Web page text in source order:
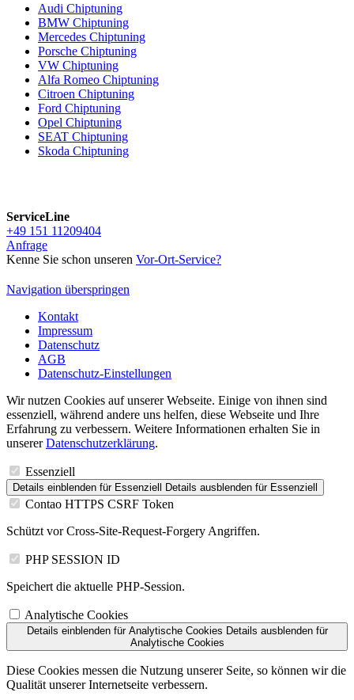
Audi Chiptuning
BMW Chiptuning
Mercedes Chiptuning
Porsche Chiptuning
VW Chiptuning
Alfa Romeo Chiptuning
Citroen Chiptuning
Ford Chiptuning
Opel Chiptuning
SEAT Chiptuning
Skoda Chiptuning
ServiceLine
+49 151 11209404
Anfrage
Kenne Sie schon unseren Vor-Ort-Service?
Navigation überspringen
Kontakt
Impressum
Datenschutz
AGB
Datenschutz-Einstellungen
Wir nutzen Cookies auf unserer Webseite. Einige von ihnen sind
essenziell, während andere uns helfen, diese Webseite und Ihre
Erfahrung zu verbessern. Weitere Informationen erhalten Sie in
unsererDatenschutzerklärung.
Essenziell
Details einblenden für Essenziell Details ausblenden für Essenziell
Contao HTTPS CSRF Token
Schützt vor Cross-Site-Request-Forgery Angriffen.
PHP SESSION ID
Speichert die aktuelle PHP-Session.
Analytische Cookies
Details einblendenfür Analytische Cookies Details ausblendenfür
Analytische Cookies
Diese Cookies messen die Nutzung unserer Seite, so können wir die
Qualität unserer Internetseite verbessern.